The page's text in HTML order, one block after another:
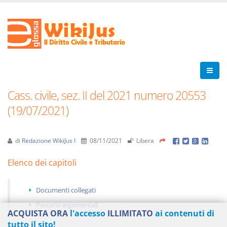
Cass. civile, sez. II del 2021 numero 20553
(19/07/2021)
di Redazione WikiJus I 08/11/2021 Libera
Elenco dei capitoli
Documenti collegati
Percorsi argomentali
ACQUISTA ORA l'accesso ILLIMITATO ai contenuti di
tutto il sito!